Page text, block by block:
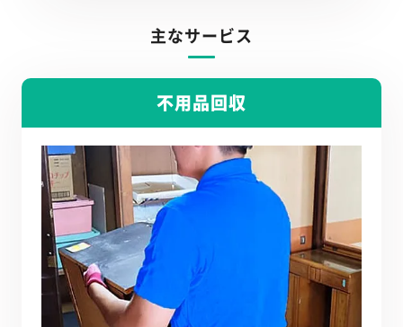
主なサービス
不用品回収